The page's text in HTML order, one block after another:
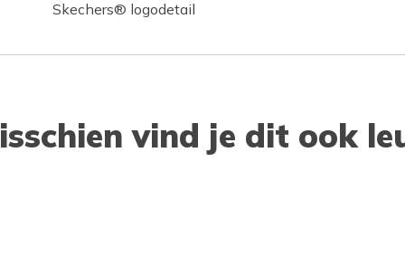
Skechers® logodetail
vind je dit ook